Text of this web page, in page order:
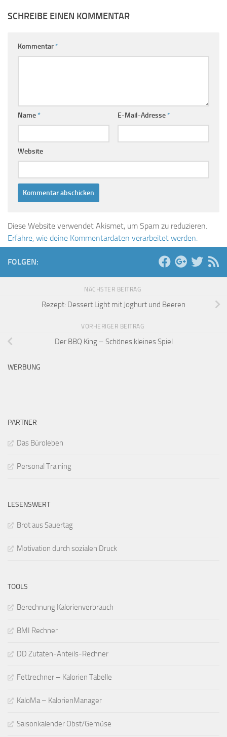
SCHREIBE EINEN KOMMENTAR
Kommentar*
Name* E-Mail-Adresse*
Website
Diese Website verwendet Akismet, um Spam zu reduzieren.
Erfahre, wie deine Kommentardaten verarbeitet werden.
FOLGEN:
NÄCHSTER BEITRAG
Rezept: Dessert Light mit Joghurt und Beeren
VORHERIGER BEITRAG
Der BBQ King – Schönes kleines Spiel
WERBUNG
PARTNER
Das Büroleben
Personal Training
LESENSWERT
Brot aus Sauertag
Motivation durch sozialen Druck
TOOLS
Berechnung Kalorienverbrauch
BMI Rechner
DD Zutaten-Anteils-Rechner
Fettrechner – Kalorien Tabelle
KaloMa – KalorienManager
Saisonkalender Obst/Gemüse